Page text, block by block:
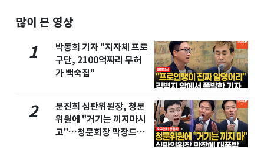
많이 본 영상
1
박동희 기자 "지자체 프로
구단, 2100억짜리 무허
가 백숙집"
2
문진희 심판위원장, 청문
위원에 "거기는 끼지마시
고"…청문회장 막장드라